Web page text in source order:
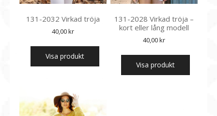
131-2028 Virkad tröja –
kort eller lång modell
40,00kr
Visa produkt
131-2032 Virkad tröja
40,00kr
Visa produkt